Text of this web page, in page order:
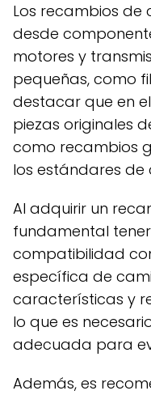
Los recambios
desde
motores y
pequeñas, como
destacar que en
piezas originales
como recambios
los estándares de
Al adquirir un
fundamental
compatibilidad
específica de
características y
lo que es
adecuada para
Además, es